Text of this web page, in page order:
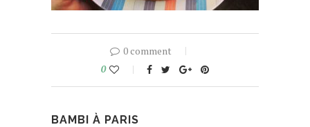
0 comment
0
BAMBI À PARIS